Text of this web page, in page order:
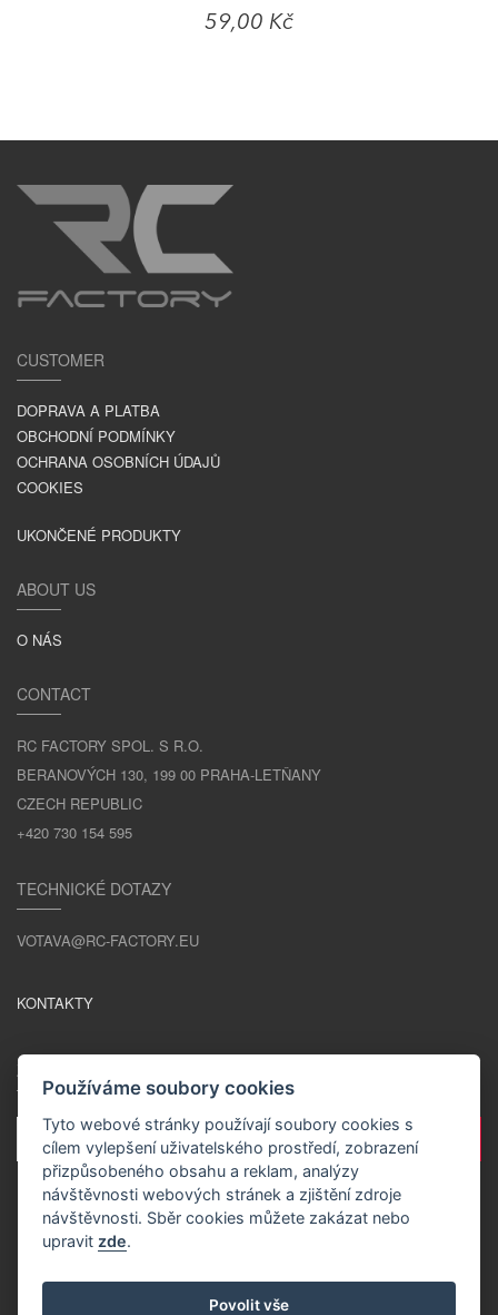
59,00 Kč
CUSTOMER
DOPRAVA A PLATBA
OBCHODNÍ PODMÍNKY
OCHRANA OSOBNÍCH ÚDAJŮ
COOKIES
UKONČENÉ PRODUKTY
ABOUT US
O NÁS
CONTACT
RC FACTORY SPOL. S R.O.
BERANOVÝCH 130, 199 00 PRAHA-LETŇANY
CZECH REPUBLIC
+420 730 154 595
TECHNICKÉ DOTAZY
VOTAVA@RC-FACTORY.EU
KONTAKTY
ZŮSTAŇME V KONTAKTU
Používáme soubory cookies
Tyto webové stránky používají soubory cookies s
cílem vylepšení uživatelského prostředí, zobrazení
přizpůsobeného obsahu a reklam, analýzy
návštěvnosti webových stránek a zjištění zdroje
návštěvnosti. Sběr cookies můžete zakázat nebo
upravit zde.
Povolit vše